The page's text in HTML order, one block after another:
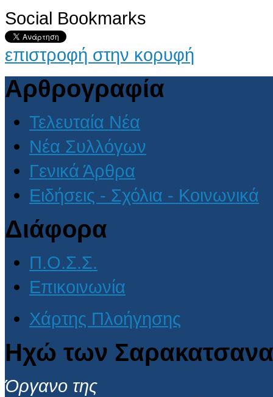
Social Bookmarks
επιστροφή στην κορυφή
Αρθρογραφία
Τελευταία Νέα
Νέα Συλλόγων
Γενικά Άρθρα
Ειδήσεις - Σχόλια - Κοινωνικά
Διάφορα
Π.Ο.Σ.Σ.
Επικοινωνία
Χάρτης Πλοήγησης
Ηχώ των
Όργανο της